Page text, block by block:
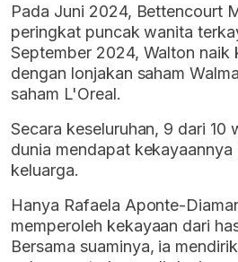
Pada Juni 2024, Bettencourt
peringkat puncak wanita
September 2024, Walton naik
dengan lonjakan saham
saham L'Oreal.
Secara keseluruhan, 9 dari 10
dunia mendapat kekayaannya
keluarga.
Hanya Rafaela Aponte-
memperoleh kekayaan dari
Bersama suaminya, ia